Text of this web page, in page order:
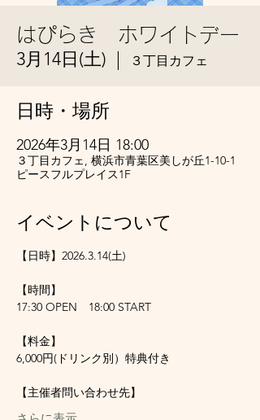
はぴらき ホワイトデー
3月14日(土) ３丁目カフェ
日時・場所
2026年3月14日 18:00
３丁目カフェ, 横浜市青葉区美しが丘1-10-1
ピースフルプレイス1F
イベントについて
【日時】2026.3.14(土)
【時間】
17:30 OPEN　18:00 START
【料金】
6,000円(ドリンク別）特典付き
【主催者問い合わせ先】